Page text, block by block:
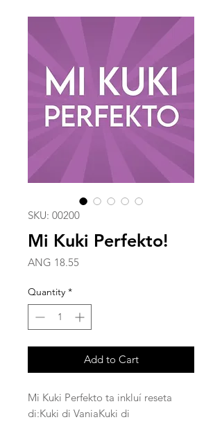
SKU: 00200
Mi Kuki Perfekto!
ANG 18.55
Quantity *
Add to Cart
Mi Kuki Perfekto ta inkluí reseta
di:Kuki di VaniaKuki di